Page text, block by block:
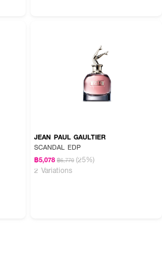
JEAN PAUL GAULTIER
SCANDAL EDP
฿5,078 ฿6,770 (25%)
2 Variations